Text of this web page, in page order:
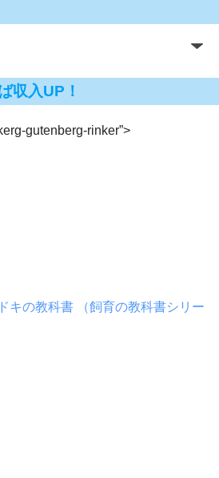
収入UP！
gutenberg-rinker”>
キの教科書 （飼育の教科書シリー